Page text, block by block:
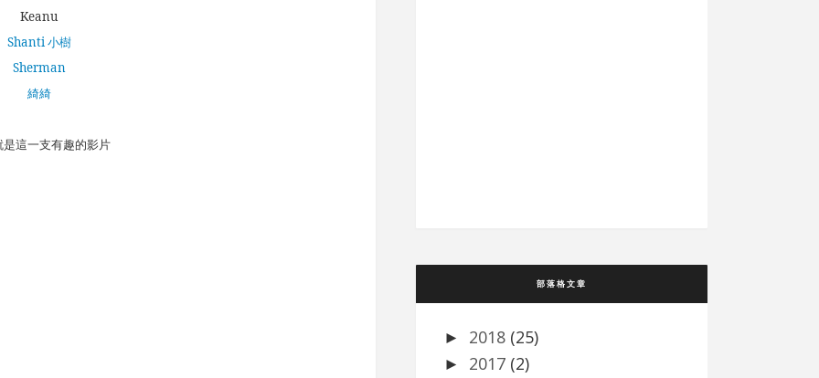
Keanu
Shanti 小樹
Sherman
綺綺
這一支有趣的影片
部落格文章
► 2018 (25)
► 2017 (2)